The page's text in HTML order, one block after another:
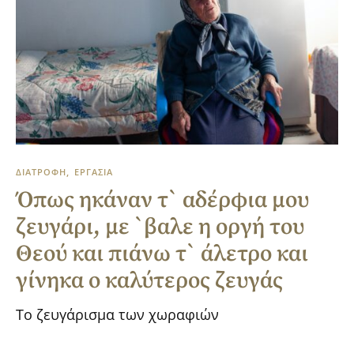
ΔΙΑΤΡΟΦΗ ΕΡΓΑΣΙΑ
Όπως ηκάναν τ` αδέρφια μου
ζευγάρι, με `βαλε η οργή του
Θεού και πιάνω τ` άλετρο και
γίνηκα ο καλύτερος ζευγάς
Το ζευγάρισμα των χωραφιών